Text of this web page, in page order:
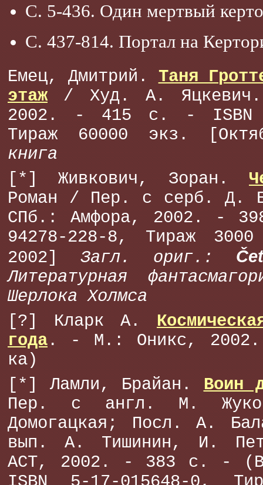
С. 5-436. Один мертвый
С. 437-814. Портал на
Емец, Дмитрий. Таня
этаж/ Худ. А.
2002. - 415 с. - ISBN
Тираж 60000 экз.
книга
[*] Живкович, Зоран.
Роман / Пер. с серб. Д.
СПб.: Амфора, 2002. -
94278-228-8, Тираж
2002] Загл. ориг.:
Литературная
Шерлока Холмса
[?] Кларк А.
года . - М.: Оникс,
ка)
[*] Ламли, Брайан. Воин
Пер. с англ. М.
Домогацкая; Посл. А.
вып. А. Тишинин, И.
АСТ, 2002. - 383 с. -